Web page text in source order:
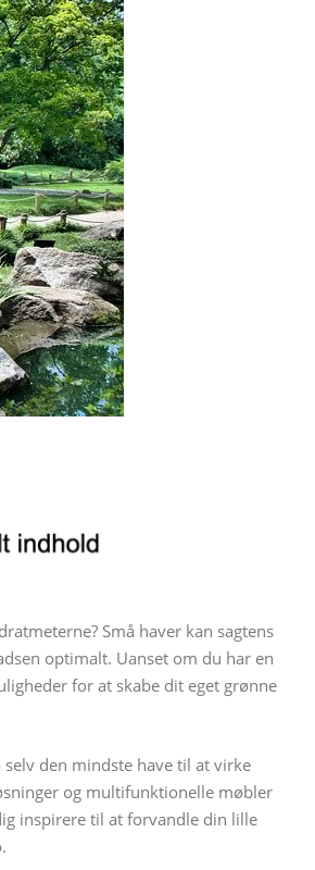
Små haver kan sagtens
optimalt. Uanset om du har en
for at skabe dit eget grønne
den mindste have til at virke
og multifunktionelle møbler
inspirere til at forvandle din lille